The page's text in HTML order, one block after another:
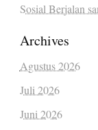
Sosial Berjalan
Archives
Agustus 2026
Juli 2026
Juni 2026